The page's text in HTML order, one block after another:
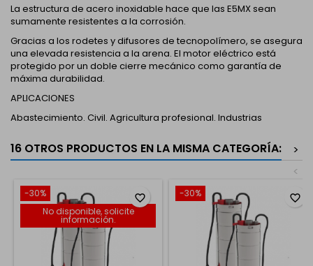
La estructura de acero inoxidable hace que las E5MX sean
sumamente resistentes a la corrosión.
Gracias a los rodetes y difusores de tecnopolímero, se asegura
una elevada resistencia a la arena. El motor eléctrico está
protegido por un doble cierre mecánico como garantía de
máxima durabilidad.
APLICACIONES
Abastecimiento. Civil. Agricultura profesional. Industrias
16 OTROS PRODUCTOS EN LA MISMA CATEGORÍA:
>
<
-30%
No disponible, solicite
información.
favorite_border -30% favorite_border